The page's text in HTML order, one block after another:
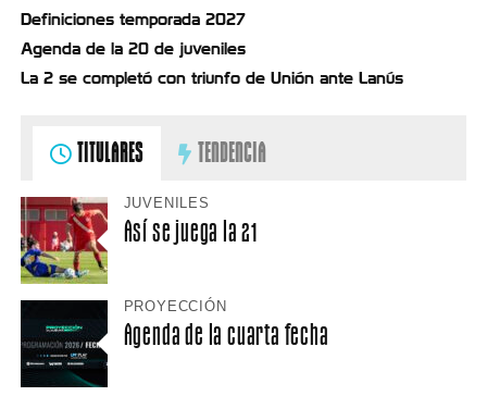
Definiciones temporada 2027
Agenda de la 20 de juveniles
La 2 se completó con triunfo de Unión ante Lanús
TITULARES TENDENCIA
JUVENILES
Así se juega la 21
PROYECCIÓN
Agenda de la cuarta fecha